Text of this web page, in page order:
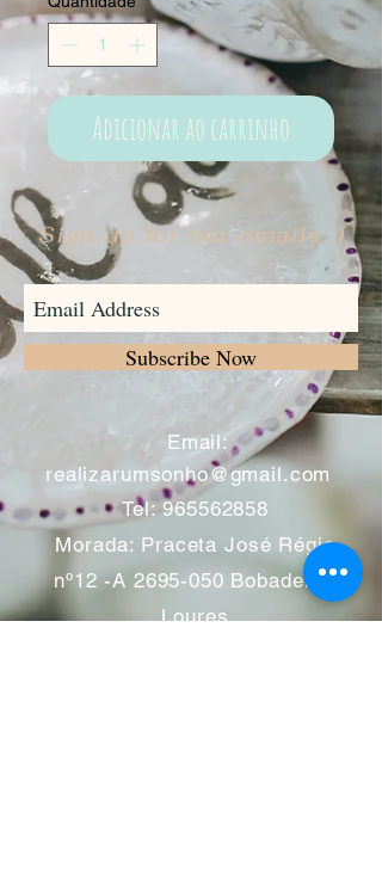
Adicionar ao carrinho
Sign up for our emails :)
Subscribe Now
Email:
realizarumsonho@gmail.com
Tel:965562858
Morada: Praceta José Régio
nº12 -A 2695-050 Bobadela -
Loures